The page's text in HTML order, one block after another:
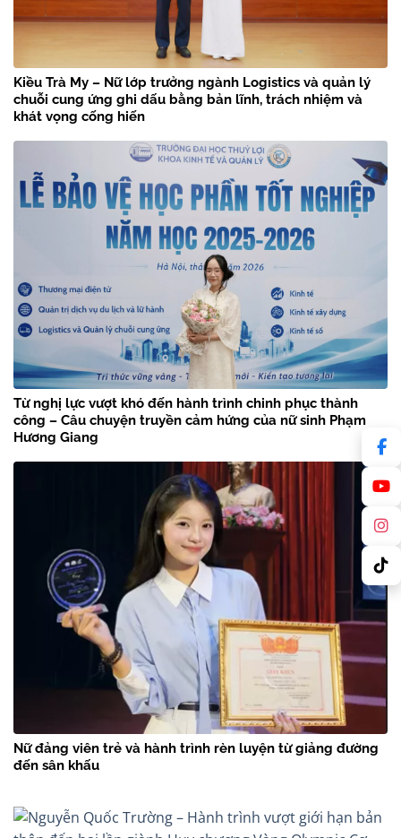
Kiều Trà My – Nữ lớp trưởng ngành Logistics và quản lý
chuỗi cung ứng ghi dấu bằng bản lĩnh, trách nhiệm và
khát vọng cống hiến
Từ nghị lực vượt khó đến hành trình chinh phục thành
công – Câu chuyện truyền cảm hứng của nữ sinh Phạm
Hương Giang
Nữ đảng viên trẻ và hành trình rèn luyện từ giảng đường
đến sân khấu